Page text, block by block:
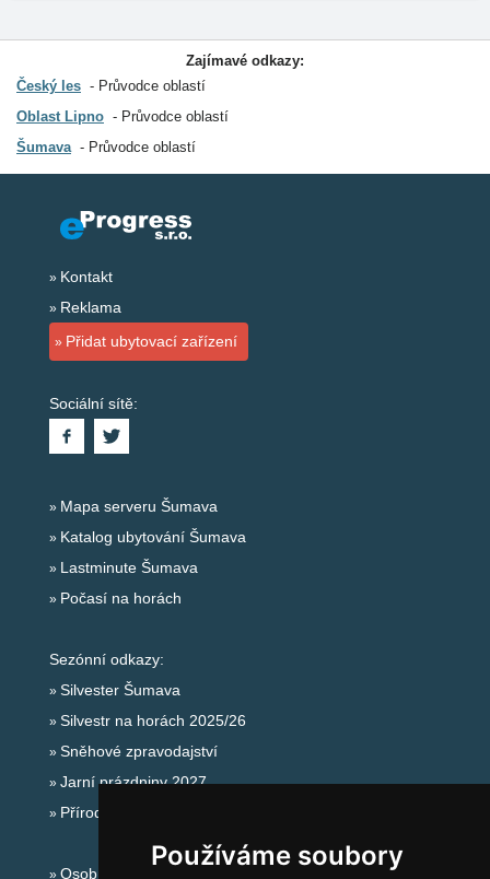
Používáme soubory
Zajímavé odkazy:
Český les
Průvodce oblastí
Oblast Lipno
Průvodce oblastí
Šumava
Průvodce oblastí
Kontakt
Reklama
Přidat ubytovací zařízení
Sociální sítě:
Mapa serveru Šumava
Katalog ubytování Šumava
Lastminute Šumava
Počasí na horách
Sezónní odkazy:
Silvester Šumava
Silvestr na horách 2025/26
Sněhové zpravodajství
Jarní prázdniny 2027
Přírodní koupaliště
Osobní údaje